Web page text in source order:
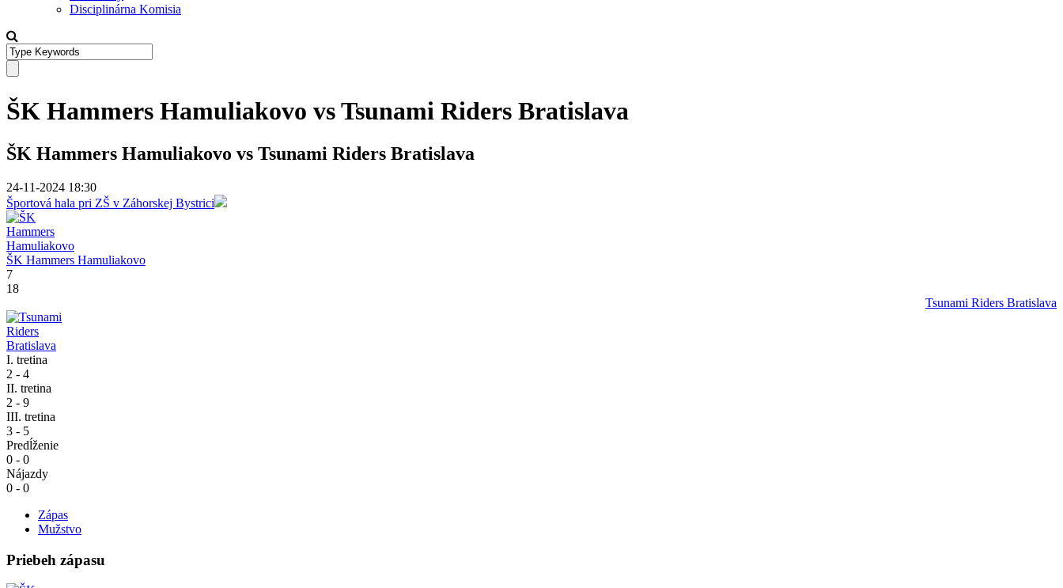
Disciplinárna Komisia
ŠK Hammers Hamuliakovo vs Tsunami Riders Bratislava
ŠK Hammers Hamuliakovo vs Tsunami Riders Bratislava
24-11-2024 18:30
Športová hala pri ZŠ v Záhorskej Bystrici
ŠK Hammers Hamuliakovo
7
18
Tsunami Riders Bratislava
I. tretina
2 - 4
II. tretina
2 - 9
III. tretina
3 - 5
Predĺženie
0 - 0
Nájazdy
0 - 0
Zápas
Mužstvo
Priebeh zápasu